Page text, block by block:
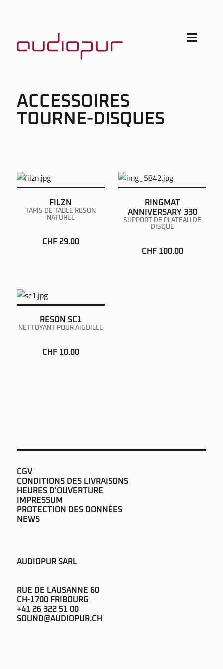
ACCESSOIRES
TOURNE-DISQUES
FILZN
TAPIS DE TABLE RESON
NATUREL
CHF 29.00
RINGMAT
ANNIVERSARY 330
SUPPORT DE PLATEAU DE
DISQUE
CHF 100.00
RESON SC1
NETTOYANT POUR AIGUILLE
CHF 10.00
CGV
CONDITIONS DES LIVRAISONS
HEURES D'OUVERTURE
IMPRESSUM
PROTECTION DES DONNÉES
NEWS
AUDIOPUR SARL
RUE DE LAUSANNE 60
CH-1700 FRIBOURG
+41 26 322 51 00
SOUND@AUDIOPUR.CH